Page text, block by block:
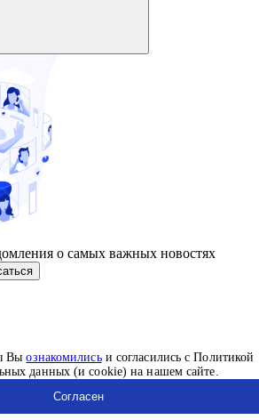
Выознакомилисьи согласились с Политикой
данных (и cookie) на нашем сайте.
Согласен
о самых важных новостях